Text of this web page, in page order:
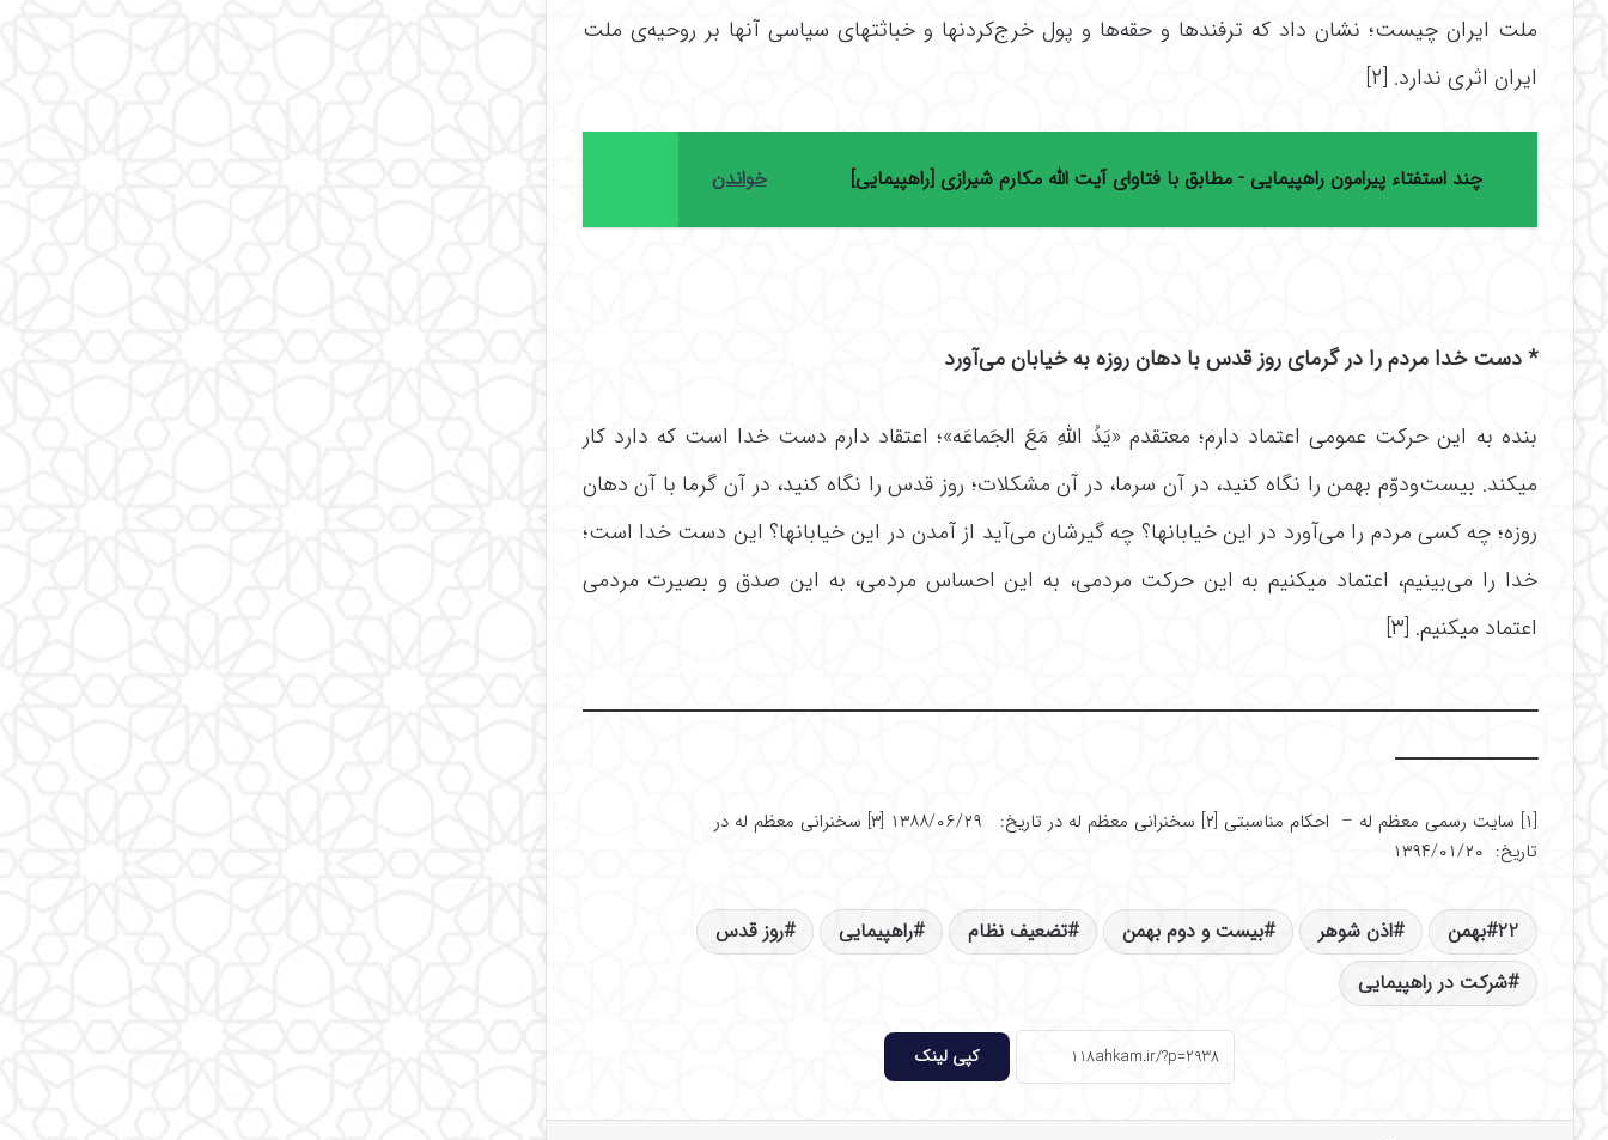
ملت ایران چیست؛ نشان داد که ترفندها و حقه‌‌‌‌‌‌‌‌‌‌‌‌‌‌‌‌ها و پول خرج‌‌‌‌‌‌‌‌‌‌‌‌‌‌‌‌کردنها و خباثتهای سیاسی آنها بر روحیه‌‌‌‌‌‌‌‌‌‌‌‌‌‌‌‌ی ملت
ایران اثری ندارد. [۲]
خواندن چند استفتاء پیرامون راهپیمایی - مطابق با فتاوای آیت الله مکارم شیرازی [راهپیمایی]
* دست خدا مردم را در گرمای روز قدس با دهان روزه به خیابان می‌آورد
بنده به این حرکت عمومی اعتماد دارم؛ معتقدم «یَدُ اللهِ مَعَ الجَماعَه»؛ اعتقاد دارم دست خدا است که دارد کار
میکند. بیست‌ودوّم بهمن را نگاه کنید، در آن سرما، در آن مشکلات؛ روز قدس را نگاه کنید، در آن گرما با آن دهان
روزه؛ چه کسی مردم را می‌آورد در این خیابانها؟ چه گیرشان می‌آید از آمدن در این خیابانها؟ این دست خدا است؛
خدا را می‌بینیم، اعتماد میکنیم به این حرکت مردمی، به این احساس مردمی، به این صدق و بصیرت مردمی
اعتماد میکنیم. [۳]
ــــــــــــــــــــــــــــــــــــــــــــــــــــــــــــــــــــــــــــــــــــــــــــــــــــــــــــــــــ
ـــــــــــــــــ
[۱] سایت رسمی معظم له – احکام مناسبتی [۲] سخنرانی معظم له در تاریخ: ۱۳۸۸/۰۶/۲۹ [۳] سخنرانی معظم له در
تاریخ: ۱۳۹۴/۰۱/۲۰
22بهمن اذن شوهر بیست و دوم بهمن تضعیف نظام راهپیمایی
روز قدس
شركت در راهپیمایی
کپی لینک